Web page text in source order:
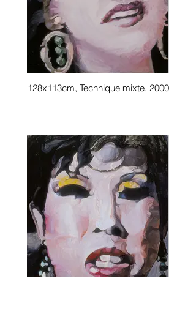
128x113cm, Technique mixte, 2000